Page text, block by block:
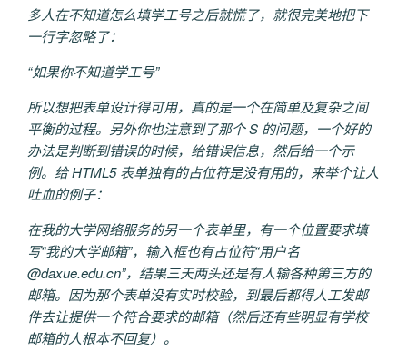
多人在不知道怎么填学工号之后就慌了，就很完美地把下
一行字忽略了：
“如果你不知道学工号”
所以想把表单设计得可用，真的是一个在简单及复杂之间
平衡的过程。另外你也注意到了那个 S 的问题，一个好的
办法是判断到错误的时候，给错误信息，然后给一个示
例。给 HTML5 表单独有的占位符是没有用的，来举个让人
吐血的例子：
在我的大学网络服务的另一个表单里，有一个位置要求填
写“我的大学邮箱”，输入框也有占位符“用户名
@daxue.edu.cn”，结果三天两头还是有人输各种第三方的
邮箱。因为那个表单没有实时校验，到最后都得人工发邮
件去让提供一个符合要求的邮箱（然后还有些明显有学校
邮箱的人根本不回复）。